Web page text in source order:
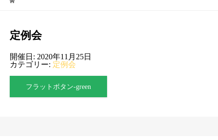
定例会
開催日: 2020年11月25日
カテゴリー: 定例会
フラットボタン-green